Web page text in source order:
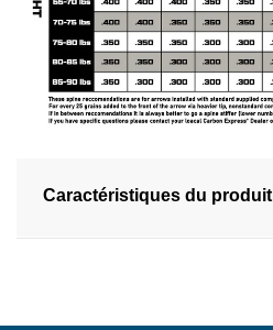
Caractéristiques du produit